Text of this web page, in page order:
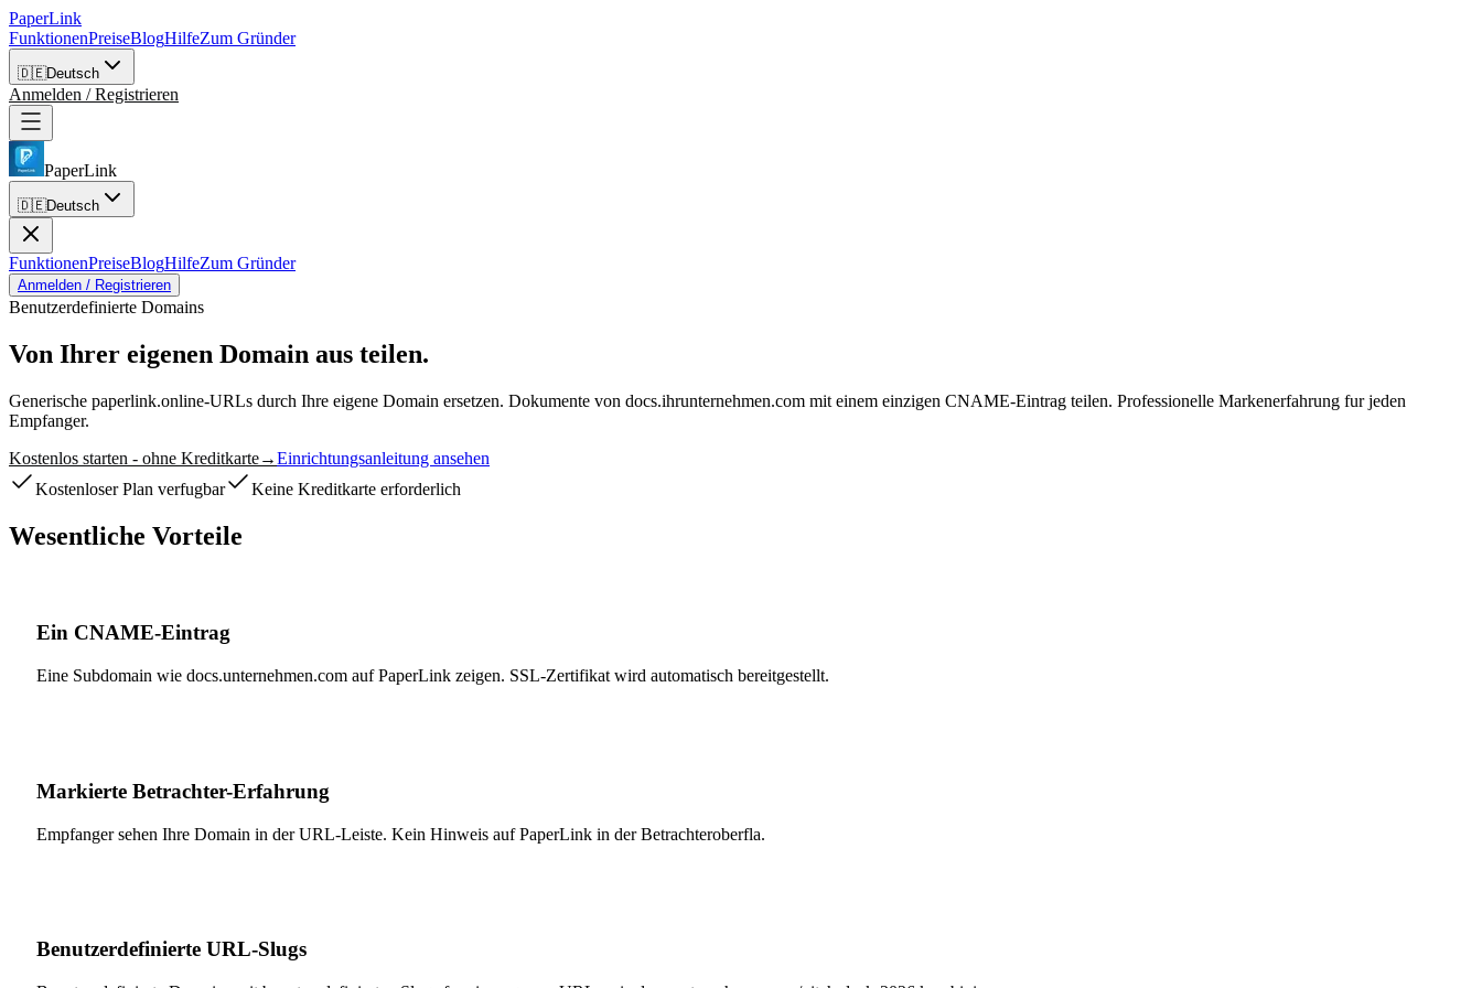
PaperLink
FunktionenPreiseBlogHilfeZum Gründer
🇩🇪Deutsch
Anmelden / Registrieren
PaperLink
🇩🇪Deutsch
FunktionenPreiseBlogHilfeZum Gründer
Anmelden / Registrieren
Benutzerdefinierte Domains
Von Ihrer eigenen Domain aus teilen.
Generische paperlink.online-URLs durch Ihre eigene Domain ersetzen. Dokumente von docs.ihrunternehmen.com mit einem einzigen CNAME-Eintrag teilen. Professionelle Markenerfahrung fur jeden
Empfanger.
Kostenlos starten - ohne Kreditkarte→Einrichtungsanleitung ansehen
Kostenloser Plan verfugbar
Keine Kreditkarte erforderlich
Wesentliche Vorteile
Ein CNAME-Eintrag
Eine Subdomain wie docs.unternehmen.com auf PaperLink zeigen. SSL-Zertifikat wird automatisch bereitgestellt.
Markierte Betrachter-Erfahrung
Empfanger sehen Ihre Domain in der URL-Leiste. Kein Hinweis auf PaperLink in der Betrachteroberfla.
Benutzerdefinierte URL-Slugs